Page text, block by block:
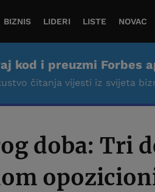
BIZNIS LIDERI LISTE NOVAC
kod i preuzmi Forbes
čitanja vijesti iz svijeta
doba: Tri